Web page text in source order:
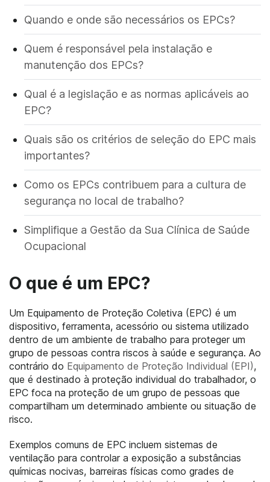
Quando e onde são necessários os EPCs?
Quem é responsável pela instalação e
manutenção dos EPCs?
Qual é a legislação e as normas aplicáveis ao
EPC?
Quais são os critérios de seleção do EPC mais
importantes?
Como os EPCs contribuem para a cultura de
segurança no local de trabalho?
Simplifique a Gestão da Sua Clínica de Saúde
Ocupacional
O que é um EPC?
Um Equipamento de Proteção Coletiva (EPC) é um
dispositivo, ferramenta, acessório ou sistema utilizado
dentro de um ambiente de trabalho para proteger um
grupo de pessoas contra riscos à saúde e segurança. Ao
contrário do Equipamento de Proteção Individual (EPI),
que é destinado à proteção individual do trabalhador, o
EPC foca na proteção de um grupo de pessoas que
compartilham um determinado ambiente ou situação de
risco.
Exemplos comuns de EPC incluem sistemas de
ventilação para controlar a exposição a substâncias
químicas nocivas, barreiras físicas como grades de